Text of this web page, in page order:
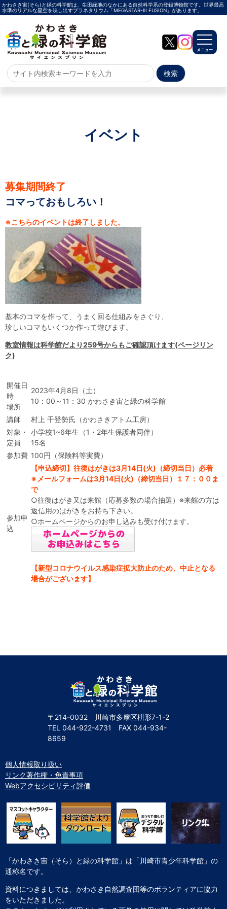
かわさき宙(そら)と緑の科学館は、生田緑地のなかにある自然科学系の登録博物館です。世界最高
水準のリアルな星空を映し出すプラネタリウム「MEGASTAR-Ⅲ FUSION」があります。
メニュー
ホーム
メガスターご紹介
投影メニュー
投影時間・料金
プラネタリウム解説員
イベント
当日参加
事前申込
その他
施設案内
自然体験
天文体験
フロア案内
屋外展示 D51形蒸気機関車
利用案内
開館時間・プラネタリウム投影時間・観覧料
カフェ・ショップ
アクセス・駐車場
科学館資料の特別利用料
団体利用予約
学校団体
幼稚園・保育園団体
一般団体
かわさき星空ウォッチング
出前科学実験教室
プラネタリウム一般団体貸切利用「星空自由空間」
科学館概要
研究の紹介
川崎市自然環境調査報告
図録
紀要
年報
出版物
生田緑地の植物
お問い合わせ
よくある質問
日本語
イベント
募集期間終了
コマっておもしろい！
※こちらのイベントは終了しました。
基本のコマを作って、うまく回る仕組みをさぐり、
珍しいコマもいくつか作って遊びます。
教室情報は科学館だより259号からもご確認頂けます(ページリン
ク)
開催日
時
場所
2023年4月8日（土）
10：00～11：30 かわさき宙と緑の科学館
講師
村上 千登勢氏（かわさきアトム工房）
対象・
定員
小学校1~6年生（1・2年生保護者同伴）
15名
参加費 100円（保険料等実費）
参加申
込
【申込締切】往復はがきは3月14日(火)（締切当日）必着
※メールフォームは3月14日(火)（締切当日）１７：００ま
で
○往復はがき又は来館（応募多数の場合抽選）※来館の方は
返信用のはがきをお持ち下さい。
○ホームページからのお申し込みも受け付けます。
【新型コロナウイルス感染症拡大防止のため、中止となる
場合がございます】
〒214-0032 川崎市多摩区枡形7-1-2
TEL 044-922-4731 FAX 044-934-
8659
個人情報取り扱い
リンク著作権・免責事項
Webアクセシビリティ評価
「かわさき宙（そら）と緑の科学館」は「川崎市青少年科学館」の
通称名です。
資料につきましては、かわさき自然調査団等のボランティアに協力
をいただきました。